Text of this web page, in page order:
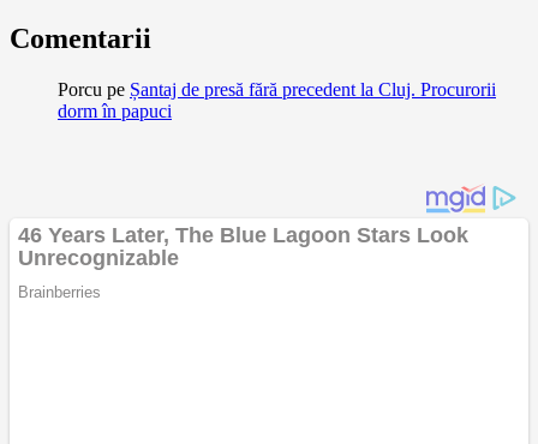
Comentarii
Porcu pe Șantaj de presă fără precedent la Cluj. Procurorii
dorm în papuci